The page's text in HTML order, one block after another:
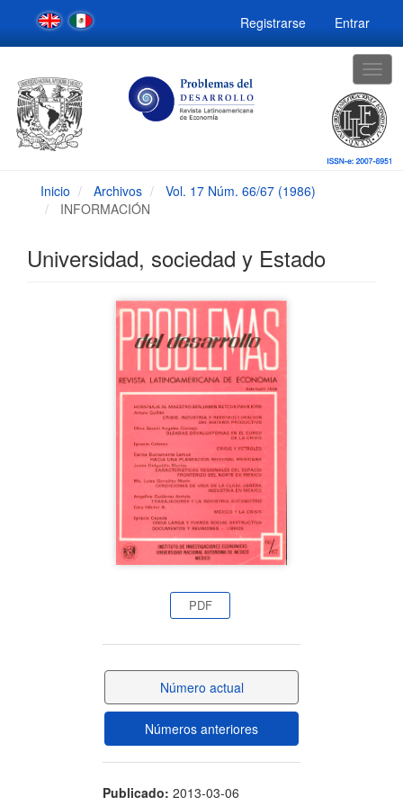
Navegación
principal
Contenido
Barra
lateral
Registrarse Entrar
Inicio Archivos
Vol. 17 Núm. 66/67 (1986)
INFORMACIÓN
Universidad, sociedad y Estado
PDF
Número actual
Números anteriores
Publicado: 2013-03-06